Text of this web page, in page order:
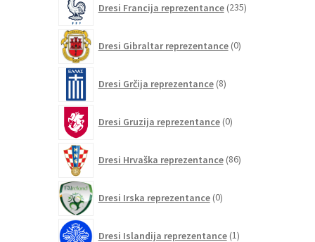
Dresi Francija reprezentance 235izdelkov
Dresi Gibraltar reprezentance 0izdelkov
Dresi Grčija reprezentance 8izdelkov
Dresi Gruzija reprezentance 0izdelkov
Dresi Hrvaška reprezentance 86izdelkov
Dresi Irska reprezentance 0izdelkov
Dresi Islandija reprezentance 1